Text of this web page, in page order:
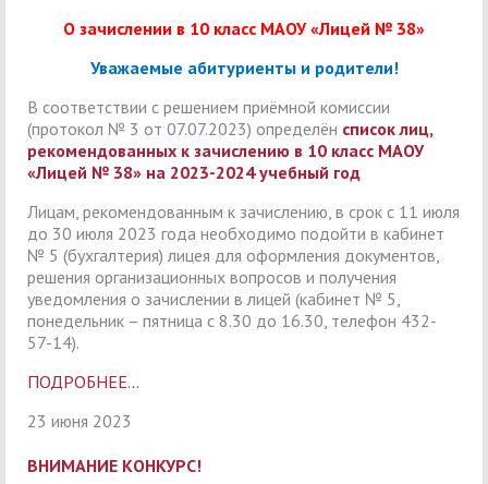
О зачислении в 10 класс МАОУ «Лицей № 38»
Уважаемые абитуриенты и родители!
В соответствии с решением приёмной комиссии
(протокол № 3 от 07.07.2023) определён список лиц,
рекомендованных к зачислению в 10 класс МАОУ
«Лицей № 38» на 2023-2024 учебный год
Лицам, рекомендованным к зачислению, в срок с 11 июля
до 30 июля 2023 года необходимо подойти в кабинет
№ 5 (бухгалтерия) лицея для оформления документов,
решения организационных вопросов и получения
уведомления о зачислении в лицей (кабинет № 5,
понедельник – пятница с 8.30 до 16.30, телефон 432-
57-14).
ПОДРОБНЕЕ...
23 июня 2023
ВНИМАНИЕ КОНКУРС!